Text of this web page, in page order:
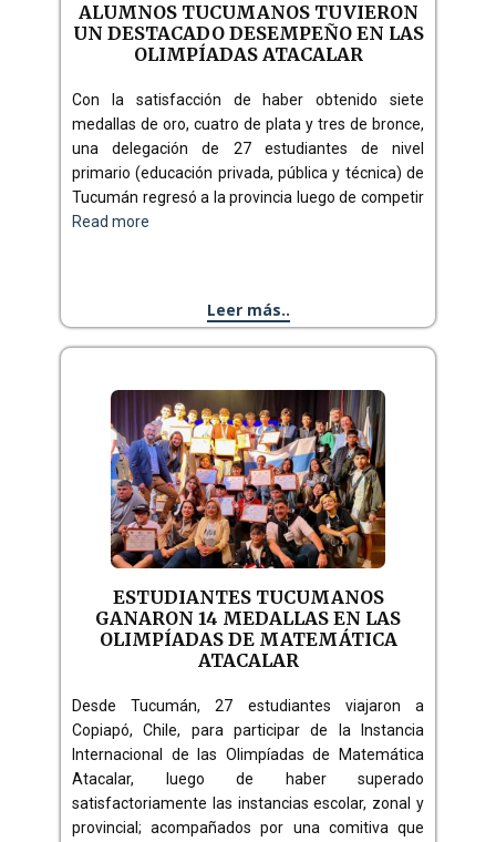
ALUMNOS TUCUMANOS TUVIERON
UN DESTACADO DESEMPEÑO EN LAS
OLIMPÍADAS ATACALAR
Con la satisfacción de haber obtenido siete
medallas de oro, cuatro de plata y tres de bronce,
una delegación de 27 estudiantes de nivel
primario (educación privada, pública y técnica) de
Tucumán regresó a la provincia luego de competir
Read more
Leer más..
ESTUDIANTES TUCUMANOS
GANARON 14 MEDALLAS EN LAS
OLIMPÍADAS DE MATEMÁTICA
ATACALAR
Desde Tucumán, 27 estudiantes viajaron a
Copiapó, Chile, para participar de la Instancia
Internacional de las Olimpíadas de Matemática
Atacalar, luego de haber superado
satisfactoriamente las instancias escolar, zonal y
provincial; acompañados por una comitiva que